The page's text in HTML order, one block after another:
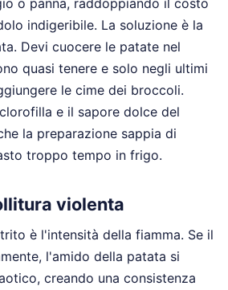
o panna, raddoppiando il costo
indigeribile. La soluzione è la
Devi cuocere le patate nel
quasi tenere e solo negli ultimi
le cime dei broccoli.
e il sapore dolce del
la preparazione sappia di
troppo tempo in frigo.
violenta
è l'intensità della fiamma. Se il
l'amido della patata si
creando una consistenza